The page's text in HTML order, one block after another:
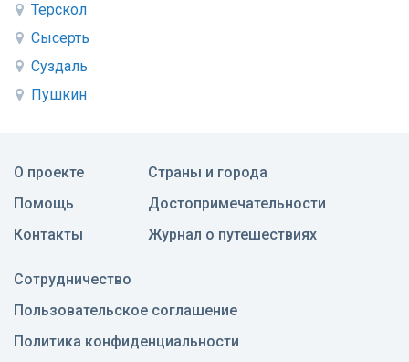
Терскол
Сысерть
Суздаль
Пушкин
О проекте
Помощь
Контакты
Страны и города
Достопримечательности
Журнал о путешествиях
Сотрудничество
Пользовательское соглашение
Политика конфиденциальности